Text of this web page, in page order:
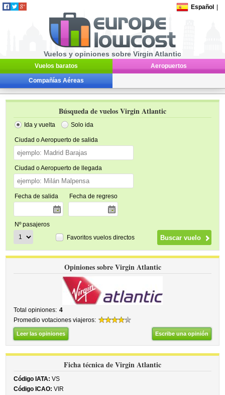
Español
Vuelos y opiniones sobre Virgin Atlantic
Vuelos baratos Aeropuertos
Compañías Aéreas
Búsqueda de vuelos Virgin Atlantic
Ida y vuelta Solo ida
Ciudad o Aeropuerto de salida
Ciudad o Aeropuerto de llegada
Fecha de salida Fecha de regreso
Nº pasajeros
Favoritos vuelos directos
Opiniones sobre Virgin Atlantic
Total opiniones: 4
Promedio votaciones viajeros:
Leer las opiniones Escribe una opinión
Ficha técnica de Virgin Atlantic
Código IATA: VS
Código ICAO: VIR